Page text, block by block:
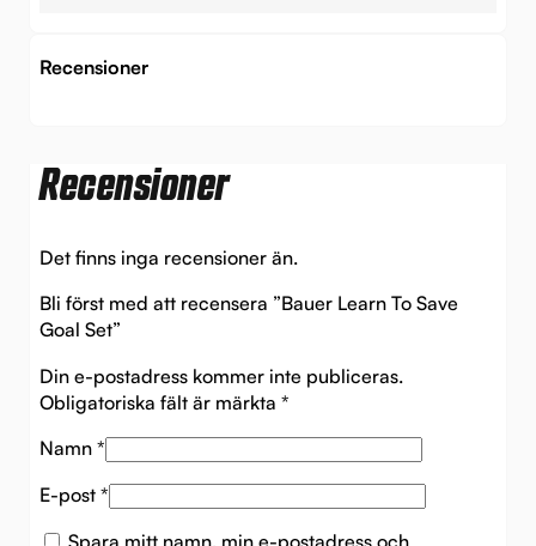
Recensioner
Recensioner
Det finns inga recensioner än.
Bli först med att recensera ”Bauer Learn To Save
Goal Set”
Din e-postadress kommer inte publiceras.
Obligatoriska fält är märkta *
Namn *
E-post *